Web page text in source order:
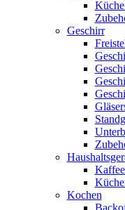
Geschirr
Kochen